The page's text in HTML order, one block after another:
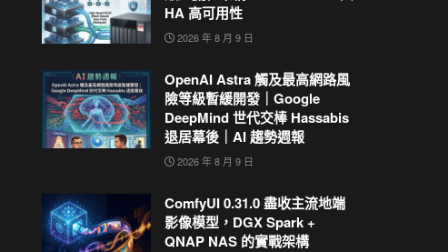
HA 高可用性
2026 年 8 月 9 日
OpenAI Astra 觸及最高網路風
險等級暫緩開發｜Google
DeepMind 世代交棒 Hassabis
退居幕後｜AI 趨勢週報
2026 年 8 月 9 日
ComfyUI 0.31.0 盡收主流地端
影像模型，DGX Spark +
QNAP NAS 的實戰架構